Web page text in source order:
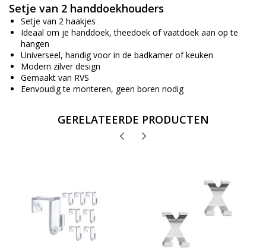
Setje van 2 handdoekhouders
Setje van 2 haakjes
Ideaal om je handdoek, theedoek of vaatdoek aan op te
hangen
Universeel, handig voor in de badkamer of keuken
Modern zilver design
Gemaakt van RVS
Eenvoudig te monteren, geen boren nodig
GERELATEERDE PRODUCTEN